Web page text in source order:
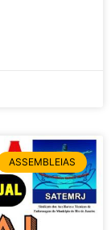
ASSEMBLEIAS